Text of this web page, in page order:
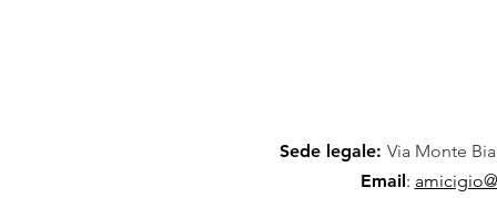
Sede legale: Via Monte
Email: